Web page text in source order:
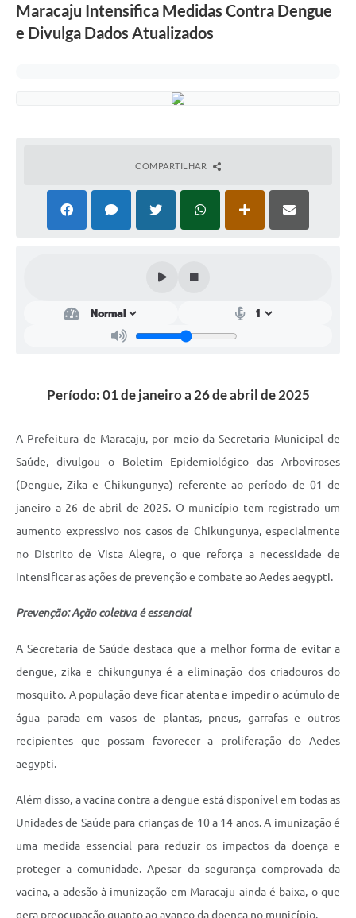
Transparência
Serviços para o cidadão
Serviços para a empresa
Serviços para o Servidor
Decorrência de COVID-19 Comércio - Adesão ao
Plano Municipal de Enfrentamento da Pandemia em
Decorrência de COVID-19 Educação - Adesão ao
Downloads
Telefones Úteis
Maracaju Intensifica Medidas Contra Dengue
e Divulga Dados Atualizados
COMPARTILHAR
Período: 01 de janeiro a 26 de abril de 2025
A Prefeitura de Maracaju, por meio da Secretaria Municipal de
Saúde, divulgou o Boletim Epidemiológico das Arboviroses
(Dengue, Zika e Chikungunya) referente ao período de 01 de
janeiro a 26 de abril de 2025. O município tem registrado um
aumento expressivo nos casos de Chikungunya, especialmente
no Distrito de Vista Alegre, o que reforça a necessidade de
intensificar as ações de prevenção e combate ao Aedes aegypti.
Prevenção: Ação coletiva é essencial
A Secretaria de Saúde destaca que a melhor forma de evitar a
dengue, zika e chikungunya é a eliminação dos criadouros do
mosquito. A população deve ficar atenta e impedir o acúmulo de
água parada em vasos de plantas, pneus, garrafas e outros
recipientes que possam favorecer a proliferação do Aedes
aegypti.
Além disso, a vacina contra a dengue está disponível em todas as
Unidades de Saúde para crianças de 10 a 14 anos. A imunização é
uma medida essencial para reduzir os impactos da doença e
proteger a comunidade. Apesar da segurança comprovada da
vacina, a adesão à imunização em Maracaju ainda é baixa, o que
gera preocupação quanto ao avanço da doença no município.